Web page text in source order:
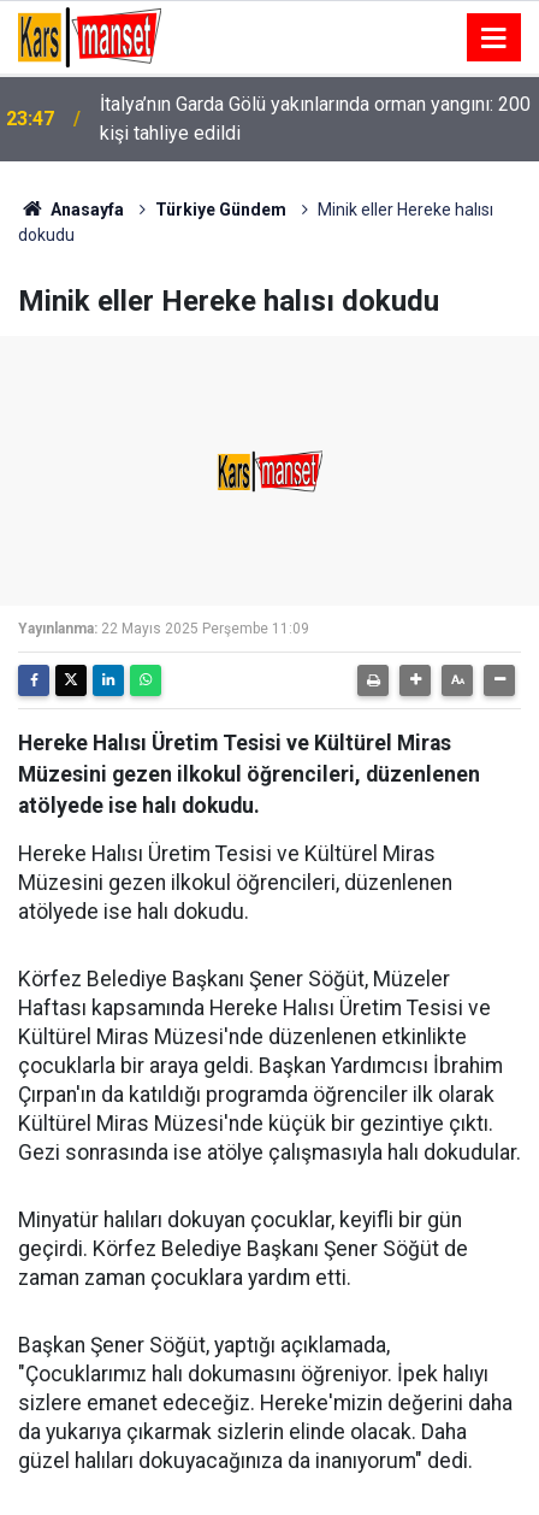
23:47
İtalya’nın Garda Gölü yakınlarında orman yangını: 200
kişi tahliye edildi
23:43
Muş’ta 8 yıl 7 ay hapis cezası bulunan hükümlü
yakalandı
Anasayfa Türkiye Gündem
Minik eller Hereke halısı
dokudu
Minik eller Hereke halısı dokudu
Yayınlanma: 22 Mayıs 2025 Perşembe 11:09
Hereke Halısı Üretim Tesisi ve Kültürel Miras
Müzesini gezen ilkokul öğrencileri, düzenlenen
atölyede ise halı dokudu.
Hereke Halısı Üretim Tesisi ve Kültürel Miras
Müzesini gezen ilkokul öğrencileri, düzenlenen
atölyede ise halı dokudu.
Körfez Belediye Başkanı Şener Söğüt, Müzeler
Haftası kapsamında Hereke Halısı Üretim Tesisi ve
Kültürel Miras Müzesi'nde düzenlenen etkinlikte
çocuklarla bir araya geldi. Başkan Yardımcısı İbrahim
Çırpan'ın da katıldığı programda öğrenciler ilk olarak
Kültürel Miras Müzesi'nde küçük bir gezintiye çıktı.
Gezi sonrasında ise atölye çalışmasıyla halı dokudular.
Minyatür halıları dokuyan çocuklar, keyifli bir gün
geçirdi. Körfez Belediye Başkanı Şener Söğüt de
zaman zaman çocuklara yardım etti.
Başkan Şener Söğüt, yaptığı açıklamada,
"Çocuklarımız halı dokumasını öğreniyor. İpek halıyı
sizlere emanet edeceğiz. Hereke'mizin değerini daha
da yukarıya çıkarmak sizlerin elinde olacak. Daha
güzel halıları dokuyacağınıza da inanıyorum" dedi.